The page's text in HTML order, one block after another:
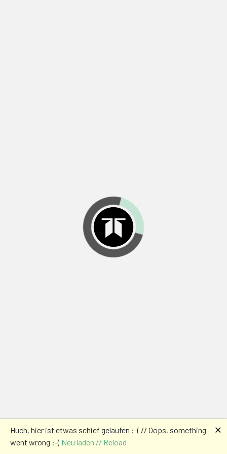
Huch, hier ist etwas schief gelaufen :-( // Oops, something
went wrong :-( Neu laden // Reload
🗙